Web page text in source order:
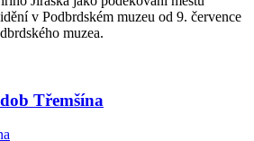
v Podbrdském muzeu od 9. července
muzea.
Třemšína